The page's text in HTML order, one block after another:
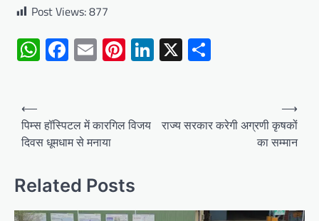
Post Views:877
WhatsApp
Facebook
EmailPinterest
LinkedIn
X
Post
navigation
⟵
पिम्स हॉस्पिटल में कारगिल विजय
दिवस धूमधाम से मनाया
राज्य सरकार करेगी अग्रणी कृषकों
का सम्मान
⟶
Related Posts